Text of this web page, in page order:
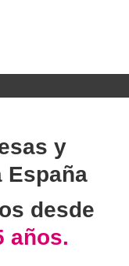
y
España
desde
años.